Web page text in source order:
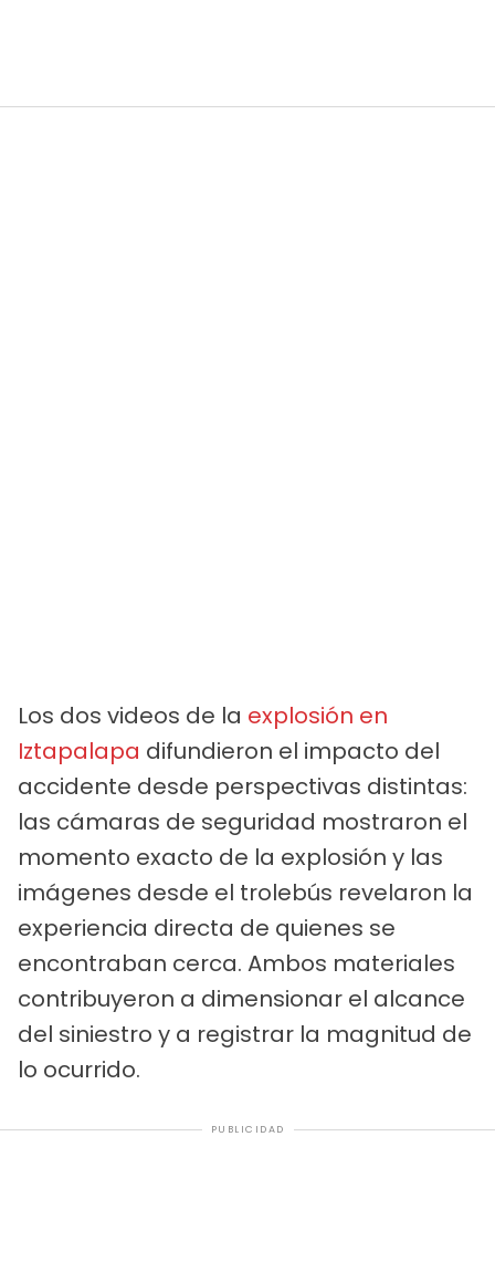
Los dos videos de la explosión en
Iztapalapa difundieron el impacto del
accidente desde perspectivas distintas:
las cámaras de seguridad mostraron el
momento exacto de la explosión y las
imágenes desde el trolebús revelaron la
experiencia directa de quienes se
encontraban cerca. Ambos materiales
contribuyeron a dimensionar el alcance
del siniestro y a registrar la magnitud de
lo ocurrido.
PUBLICIDAD